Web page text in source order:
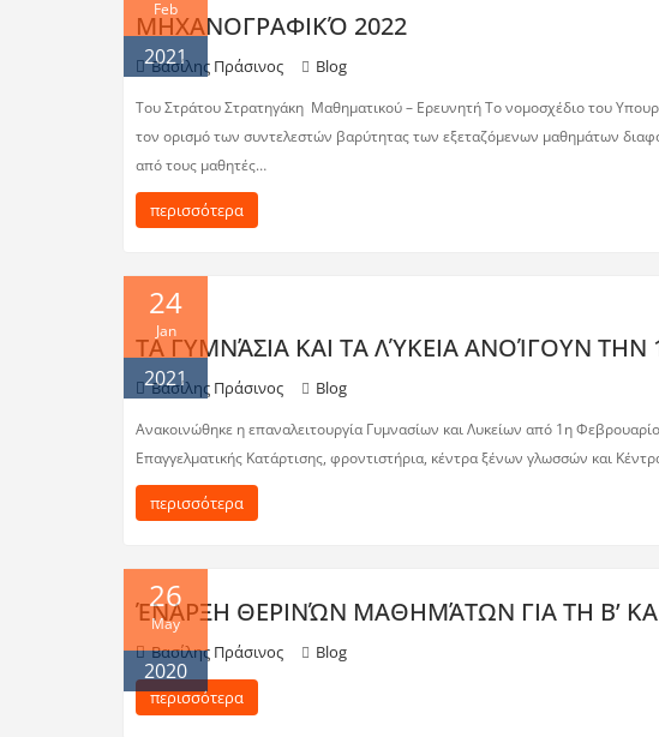
Feb
2021
ΜΗΧΑΝΟΓΡΑΦΙΚΌ 2022
Βασίλης Πράσινος Blog
Του Στράτου Στρατηγάκη Μαθηματικού – Ερευνητή Το νομοσχέδιο του
τον ορισμό των συντελεστών βαρύτητας των εξεταζόμενων μαθημάτων
από τους μαθητές…
περισσότερα
24
Jan
2021
ΤΑ ΓΥΜΝΆΣΙΑ ΚΑΙ ΤΑ ΛΎΚΕΙΑ ΑΝΟΊΓΟΥΝ ΤΗΝ
Βασίλης Πράσινος Blog
Ανακοινώθηκε η επαναλειτουργία Γυμνασίων και Λυκείων από 1η
Επαγγελματικής Κατάρτισης, φροντιστήρια, κέντρα ξένων γλωσσών και
περισσότερα
26
May
2020
ΈΝΑΡΞΗ ΘΕΡΙΝΏΝ ΜΑΘΗΜΆΤΩΝ ΓΙΑ ΤΗ Β’ ΚΑΙ
Βασίλης Πράσινος Blog
περισσότερα